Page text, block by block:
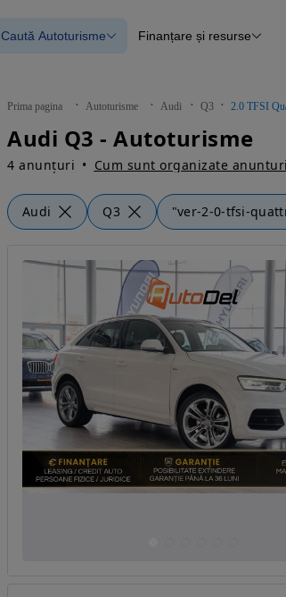
Mașini electrice
Mașini cu detalii verificate
Caută Autoturisme
Blog Autovit.ro
Finanțare și resurse
Prima pagina Autoturisme Audi Q3 2.0 TFSI
Audi Q3 - Autoturisme
4 anunțuri Cum sunt organizate
Audi Q3 "ver-2-0-tfsi-